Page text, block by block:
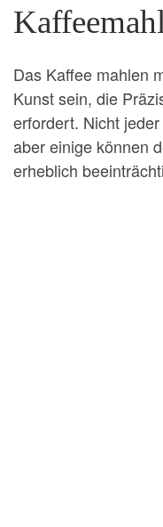
Das Kaffee mahlen
Kunst sein, die
erfordert. Nicht
aber einige können
erheblich